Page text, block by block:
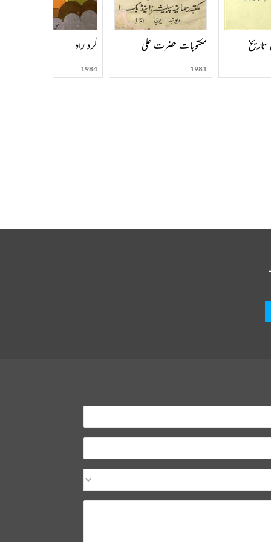
مکتوبات حضرت علی
1981
گرد راہ
1984